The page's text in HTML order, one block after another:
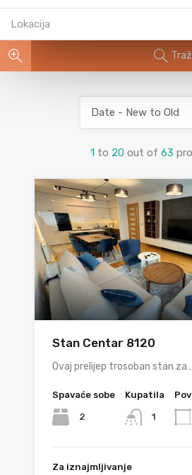
Lokacija
1 to 20 out of 63
Date - New to Old
Stan Centar 8120
Ovaj prelijep trosoban stan za…
Spavaće sobe
2
Kupatila
1
Za iznajmljivanje